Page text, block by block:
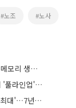
#노조 #노사
SK하이닉스, 용인·청주에 54조 투자…AI 메모리 생산기지 키운다
D램·낸드 모두 세계 1위…삼성, AI 메모리 '풀라인업'으로 승부
갤럭시 Z 폴드8, 사전판매 144만대 '역대 최대'…7년만에 갤노트10 기록 넘어